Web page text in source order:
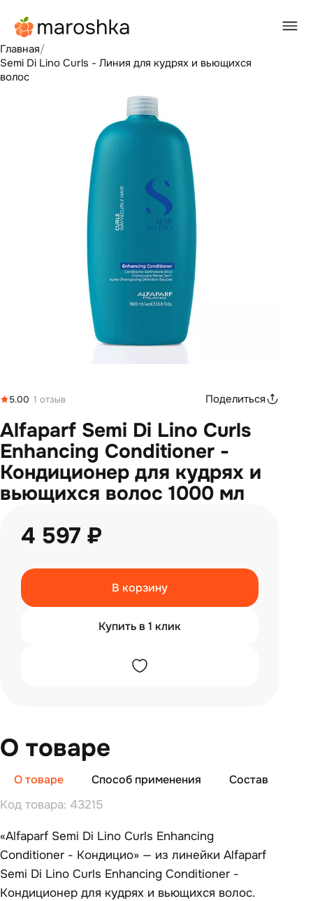
Главная/
Semi Di Lino Curls - Линия для кудрях и вьющихся
волос
5.00 1 отзыв Поделиться
Alfaparf Semi Di Lino Curls
Enhancing Conditioner -
Кондиционер для кудрях и
вьющихся волос 1000 мл
4 597 ₽
В корзину
Купить в 1 клик
О товаре
О товаре Способ применения Состав
Код товара: 43215
«Alfaparf Semi Di Lino Curls Enhancing
Conditioner - Кондицио» — из линейки Alfaparf
Semi Di Lino Curls Enhancing Conditioner -
Кондиционер для кудрях и вьющихся волос.